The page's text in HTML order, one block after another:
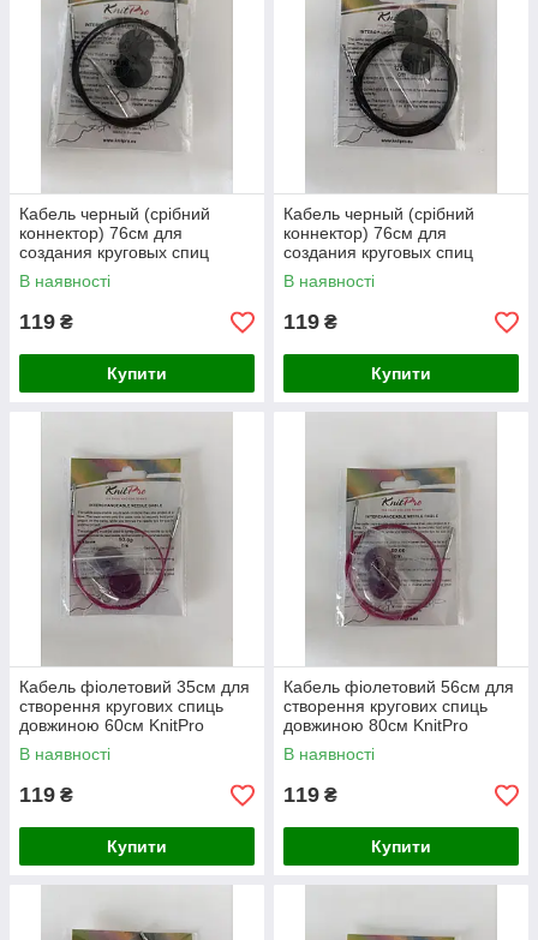
Кабель черный (срібний
коннектор) 76см для
создания круговых спиц
длиной 100см. KnitPro
В наявності
119 ₴
Купити
Кабель черный (срібний
коннектор) 76см для
создания круговых спиц
длиной 120см. KnitPro
В наявності
119 ₴
Купити
Кабель фіолетовий 35см для
створення кругових спиць
довжиною 60см KnitPro
В наявності
119 ₴
Купити
Кабель фіолетовий 56см для
створення кругових спиць
довжиною 80см KnitPro
В наявності
119 ₴
Купити